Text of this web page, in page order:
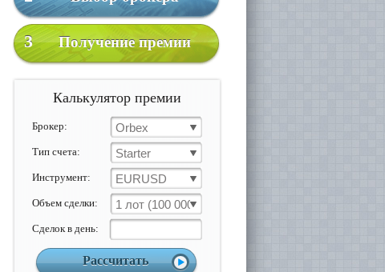
3 Получение премии
Калькулятор премии
Брокер: Orbex
Тип счета: Starter
Инструмент: EURUSD
Объем сделки: 1 лот (100 000 ед)
Cделок в день: